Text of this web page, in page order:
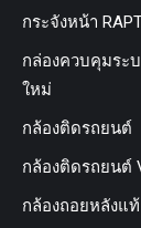
กระจังหน้า
กล่องควบคุมระบ
ใหม่
กล้องติดรถยนต์
กล้องติดรถยนต์
กล้องถอยหลังแท้